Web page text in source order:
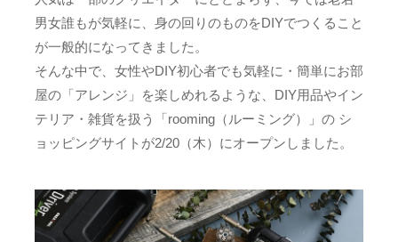
男女誰もが気軽に、身の回りのものをDIYでつくること
が一般的になってきました。
そんな中で、女性やDIY初心者でも気軽に・簡単にお部
屋の「アレンジ」を楽しめれるような、DIY用品やイン
テリア・雑貨を扱う「rooming（ルーミング）」の シ
ョッピングサイトが2/20（木）にオープンしました。